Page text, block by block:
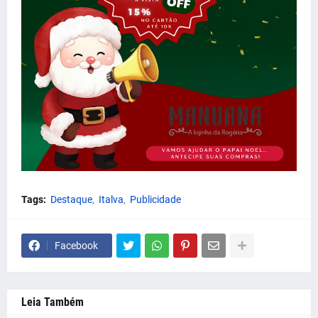
Tags: Destaque Italva Publicidade
Facebook
Leia Também